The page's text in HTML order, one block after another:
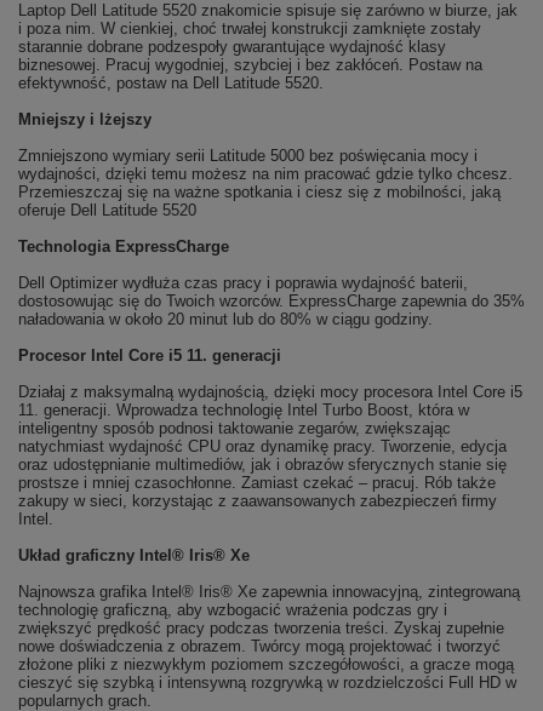
Laptop Dell Latitude 5520 znakomicie spisuje się zarówno w biurze, jak
i poza nim. W cienkiej, choć trwałej konstrukcji zamknięte zostały
starannie dobrane podzespoły gwarantujące wydajność klasy
biznesowej. Pracuj wygodniej, szybciej i bez zakłóceń. Postaw na
efektywność, postaw na Dell Latitude 5520.
Mniejszy i lżejszy
Zmniejszono wymiary serii Latitude 5000 bez poświęcania mocy i
wydajności, dzięki temu możesz na nim pracować gdzie tylko chcesz.
Przemieszczaj się na ważne spotkania i ciesz się z mobilności, jaką
oferuje Dell Latitude 5520
Technologia ExpressCharge
Dell Optimizer wydłuża czas pracy i poprawia wydajność baterii,
dostosowując się do Twoich wzorców. ExpressCharge zapewnia do 35%
naładowania w około 20 minut lub do 80% w ciągu godziny.
Procesor Intel Core i5 11. generacji
Działaj z maksymalną wydajnością, dzięki mocy procesora Intel Core i5
11. generacji. Wprowadza technologię Intel Turbo Boost, która w
inteligentny sposób podnosi taktowanie zegarów, zwiększając
natychmiast wydajność CPU oraz dynamikę pracy. Tworzenie, edycja
oraz udostępnianie multimediów, jak i obrazów sferycznych stanie się
prostsze i mniej czasochłonne. Zamiast czekać – pracuj. Rób także
zakupy w sieci, korzystając z zaawansowanych zabezpieczeń firmy
Intel.
Układ graficzny Intel® Iris® Xe
Najnowsza grafika Intel® Iris® Xe zapewnia innowacyjną, zintegrowaną
technologię graficzną, aby wzbogacić wrażenia podczas gry i
zwiększyć prędkość pracy podczas tworzenia treści. Zyskaj zupełnie
nowe doświadczenia z obrazem. Twórcy mogą projektować i tworzyć
złożone pliki z niezwykłym poziomem szczegółowości, a gracze mogą
cieszyć się szybką i intensywną rozgrywką w rozdzielczości Full HD w
popularnych grach.